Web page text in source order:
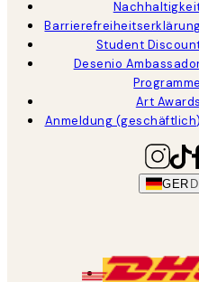
Student
Desenio
Programme
Art Awards
Anmeldung (geschäftlich)
GER